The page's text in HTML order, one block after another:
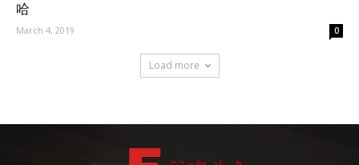
哈
March 4, 2019 0
Load more